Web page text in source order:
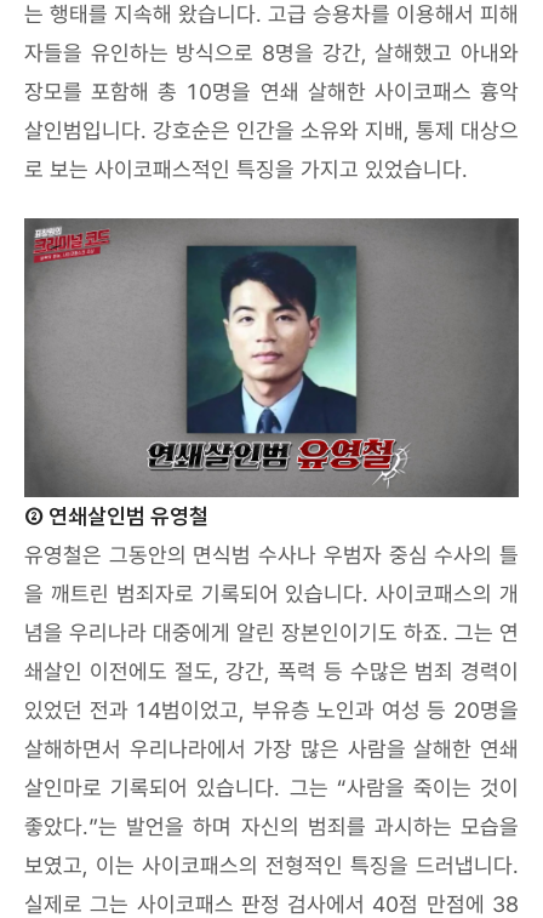
는 행태를 지속해 왔습니다. 고급 승용차를 이용해서 피해
자들을 유인하는 방식으로 8명을 강간, 살해했고 아내와
장모를 포함해 총 10명을 연쇄 살해한 사이코패스 흉악
살인범입니다. 강호순은 인간을 소유와 지배, 통제 대상으
로 보는 사이코패스적인 특징을 가지고 있었습니다.
② 연쇄살인범 유영철
유영철은 그동안의 면식범 수사나 우범자 중심 수사의 틀
을 깨트린 범죄자로 기록되어 있습니다. 사이코패스의 개
념을 우리나라 대중에게 알린 장본인이기도 하죠. 그는 연
쇄살인 이전에도 절도, 강간, 폭력 등 수많은 범죄 경력이
있었던 전과 14범이었고, 부유층 노인과 여성 등 20명을
살해하면서 우리나라에서 가장 많은 사람을 살해한 연쇄
살인마로 기록되어 있습니다. 그는 “사람을 죽이는 것이
좋았다.”는 발언을 하며 자신의 범죄를 과시하는 모습을
보였고, 이는 사이코패스의 전형적인 특징을 드러냅니다.
실제로 그는 사이코패스 판정 검사에서 40점 만점에 38